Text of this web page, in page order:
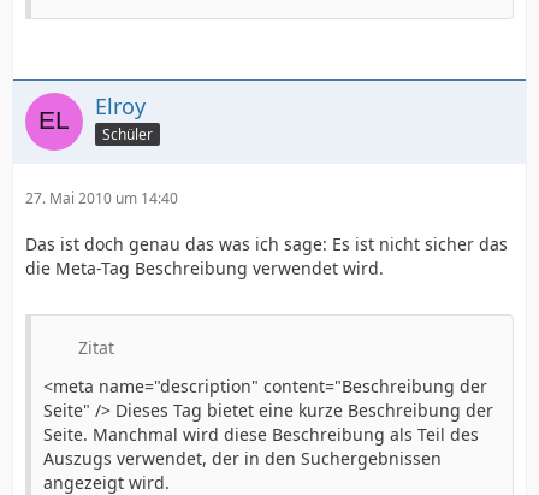
Elroy
Schüler
27. Mai 2010 um 14:40
Das ist doch genau das was ich sage: Es ist nicht sicher das
die Meta-Tag Beschreibung verwendet wird.
Zitat
<meta name="description" content="Beschreibung der
Seite" /> Dieses Tag bietet eine kurze Beschreibung der
Seite. Manchmal wird diese Beschreibung als Teil des
Auszugs verwendet, der in den Suchergebnissen
angezeigt wird.